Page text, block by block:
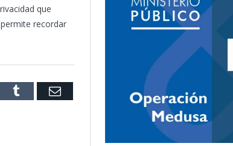
que
recordar
Tumblr Email